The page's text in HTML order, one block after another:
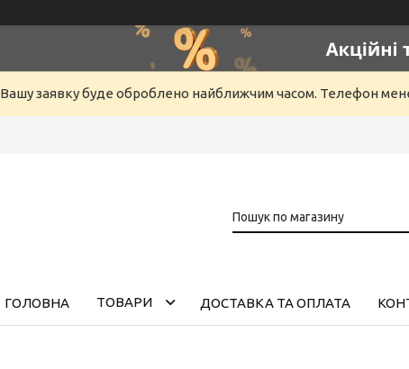
Вашу заявку буде оброблено найближчим часом. Телефон
ГОЛОВНА ТОВАРИ ДОСТАВКА ТА ОПЛАТА